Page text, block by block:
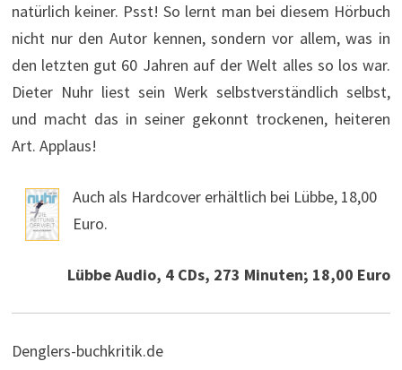
natürlich keiner. Psst! So lernt man bei diesem Hörbuch
nicht nur den Autor kennen, sondern vor allem, was in
den letzten gut 60 Jahren auf der Welt alles so los war.
Dieter Nuhr liest sein Werk selbstverständlich selbst,
und macht das in seiner gekonnt trockenen, heiteren
Art. Applaus!
Auch als Hardcover erhältlich bei Lübbe, 18,00
Euro.
Lübbe Audio, 4 CDs, 273 Minuten; 18,00 Euro
Denglers-buchkritik.de